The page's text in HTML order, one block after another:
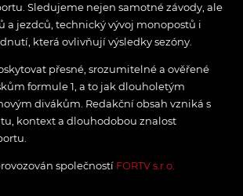
Sledujeme nejen samotné závody, ale
a jezdců, technický vývoj monopostů i
která ovlivňují výsledky sezóny.
přesné, srozumitelné a ověřené
formule 1, a to jak dlouholetým
divákům. Redakční obsah vzniká s
kontext a dlouhodobou znalost
společností FORTV s.r.o.